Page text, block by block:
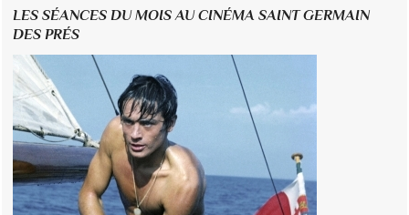
LES SÉANCES DU MOIS AU CINÉMA SAINT GERMAIN
DES PRÉS